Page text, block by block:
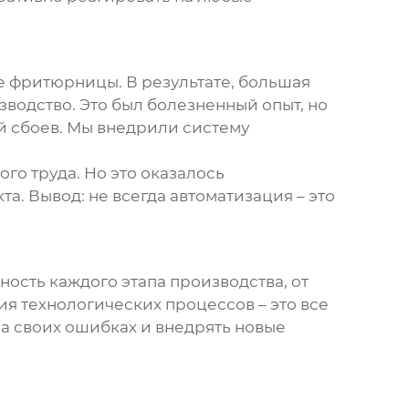
фритюрницы. В результате, большая
Это был болезненный опыт, но
сбоев. Мы внедрили систему
труда. Но это оказалось
Вывод: не всегда автоматизация – это
каждого этапа производства, от
технологических процессов – это все
своих ошибках и внедрять новые